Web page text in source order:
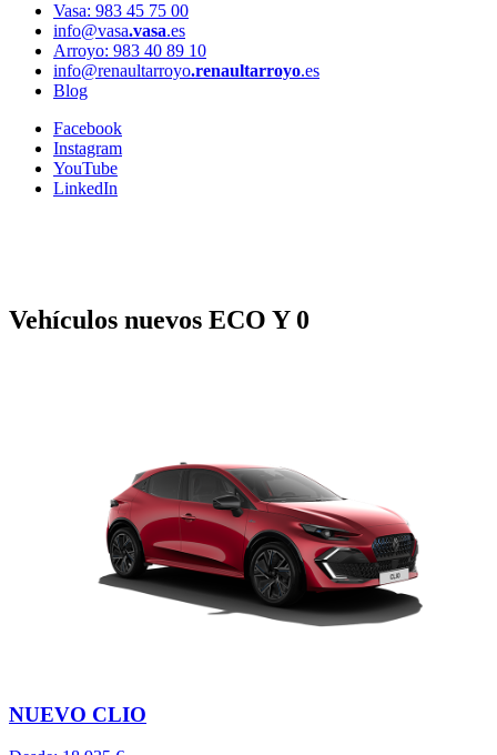
Vasa: 983 45 75 00
info@vasa.vasa.es
Arroyo: 983 40 89 10
info@renaultarroyo.renaultarroyo.es
Blog
Facebook
Instagram
YouTube
LinkedIn
Vehículos nuevos ECO Y 0
NUEVO CLIO